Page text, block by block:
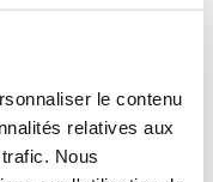
le contenu
relatives aux
Nous